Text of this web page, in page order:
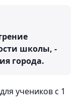
школы, -
города.
учеников с 1